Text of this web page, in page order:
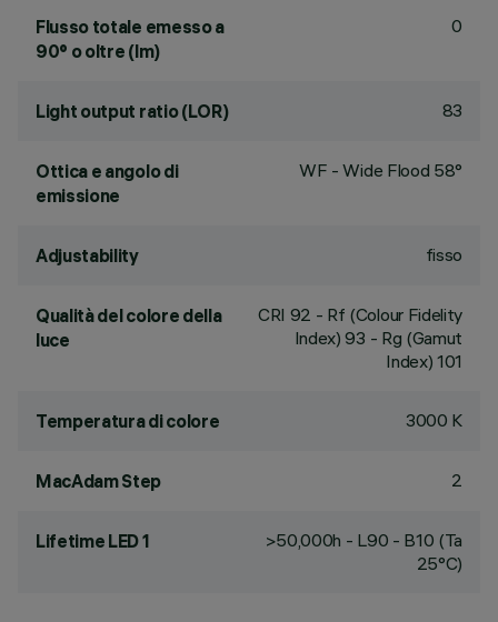
Flusso totale emesso a
90° o oltre (lm)
0
Light output ratio (LOR) 83
Ottica e angolo di
emissione
WF - Wide Flood 58°
Adjustability fisso
Qualità del colore della
luce
CRI 92 - Rf (Colour Fidelity
Index) 93 - Rg (Gamut
Index) 101
Temperatura di colore 3000 K
MacAdam Step 2
Lifetime LED 1
>50,000h - L90 - B10 (Ta
25°C)